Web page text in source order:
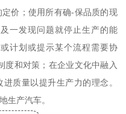
价；使用所有确-保品质的现
一发现问题就停止生产的能
计划或提示某个流程需要协
度和对策；在企业文化中融入
质量以提升生产力的理念。
生产汽车。